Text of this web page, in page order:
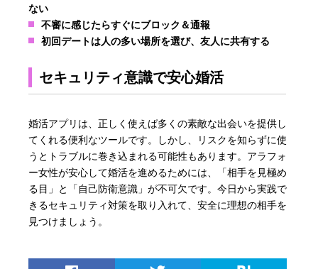
ない
不審に感じたらすぐにブロック＆通報
初回デートは人の多い場所を選び、友人に共有する
セキュリティ意識で安心婚活
婚活アプリは、正しく使えば多くの素敵な出会いを提供し
てくれる便利なツールです。しかし、リスクを知らずに使
うとトラブルに巻き込まれる可能性もあります。アラフォ
ー女性が安心して婚活を進めるためには、「相手を見極め
る目」と「自己防衛意識」が不可欠です。今日から実践で
きるセキュリティ対策を取り入れて、安全に理想の相手を
見つけましょう。